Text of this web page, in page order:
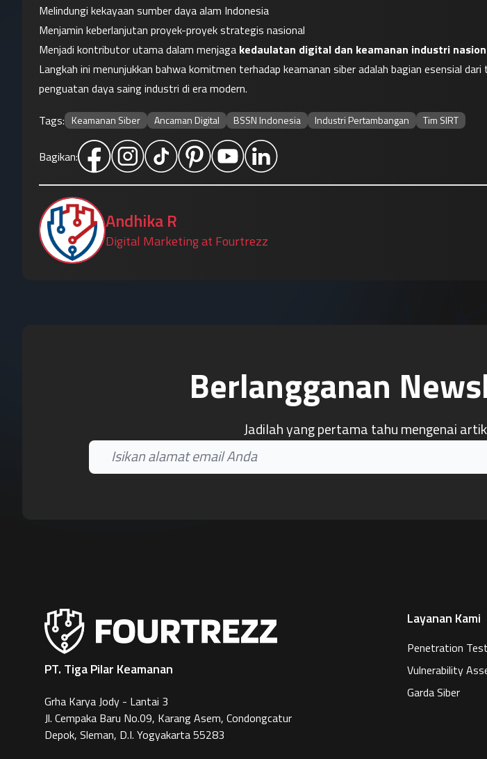
Melindungi kekayaan sumber daya alam Indonesia
Menjamin keberlanjutan proyek-proyek strategis nasional
Menjadi kontributor utama dalam menjaga kedaulatan digital dan keamanan industri
Langkah ini menunjukkan bahwa komitmen terhadap keamanan siber adalah bagian esensial
penguatan daya saing industri di era modern.
Tags: Keamanan Siber Ancaman Digital BSSN Indonesia Industri Pertambangan Tim SIRT
Bagikan:
Andhika R
Digital Marketing at Fourtrezz
Berlangganan
Jadilah yang pertama tahu mengenai
PT. Tiga Pilar Keamanan
Grha Karya Jody - Lantai 3
Jl. Cempaka Baru No.09, Karang Asem, Condongcatur
Depok, Sleman, D.I. Yogyakarta 55283
Layanan Kami
Penetration
Vulnerability
Garda Siber